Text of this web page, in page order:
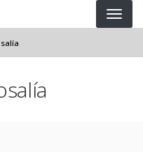
principal